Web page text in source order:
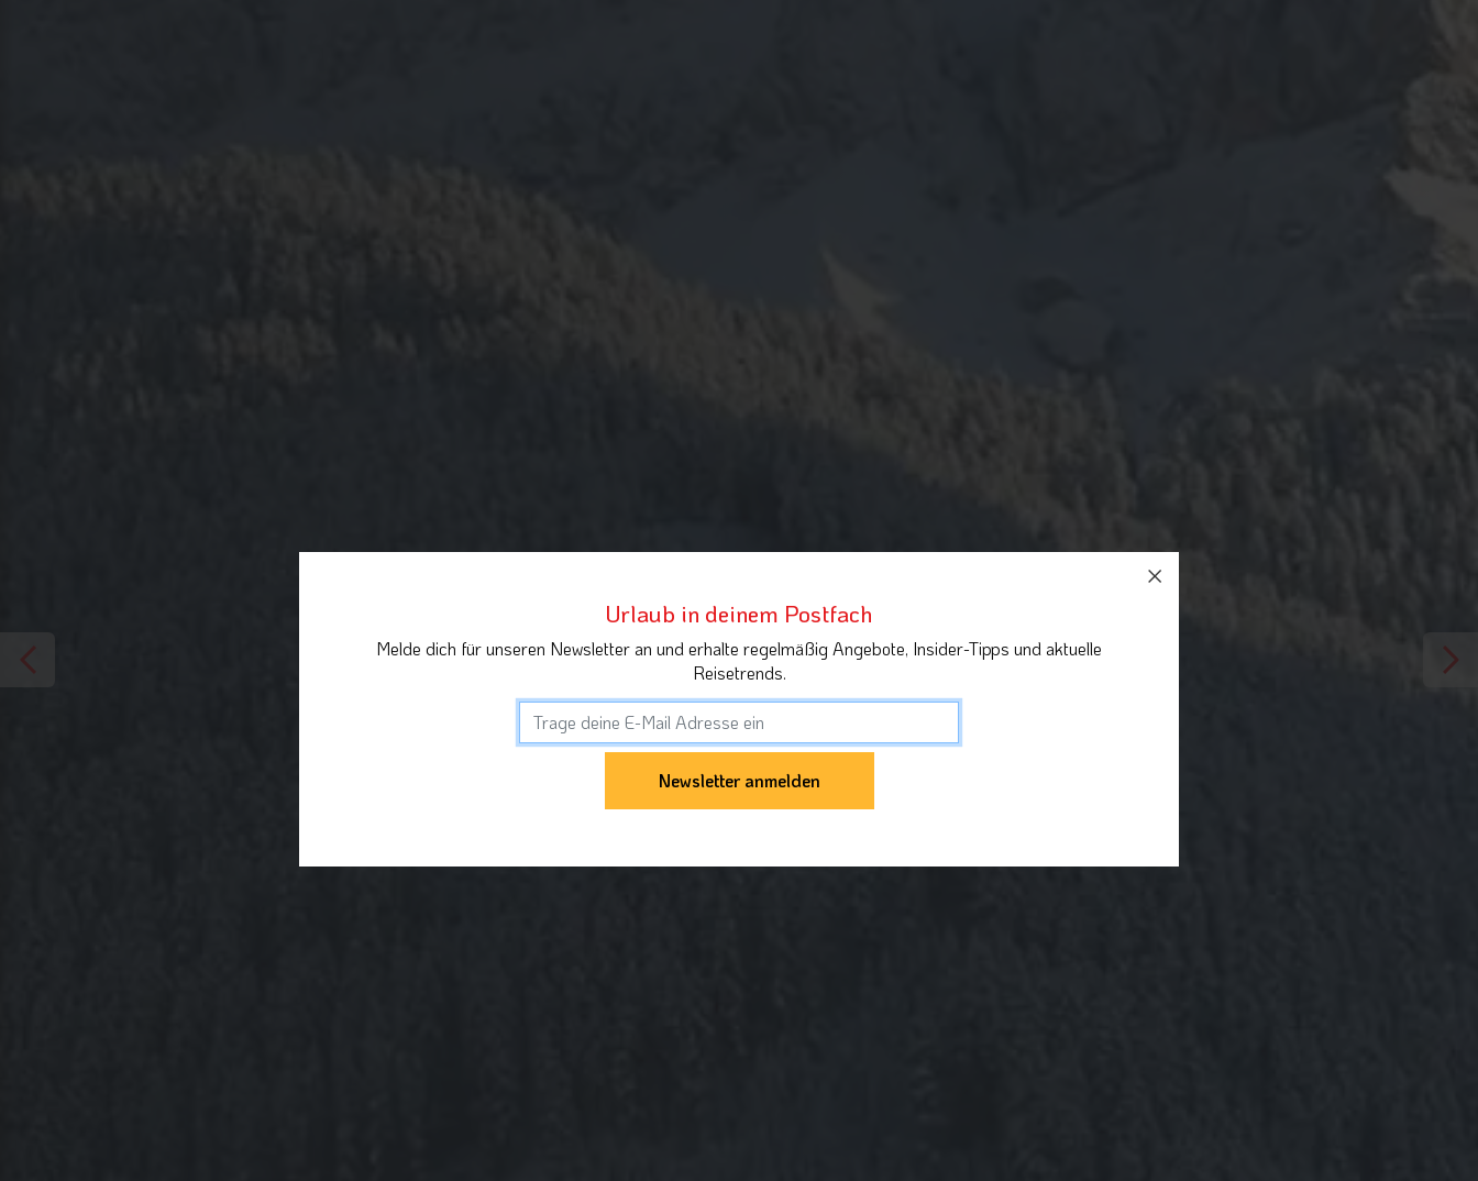
Urlaub in deinem Postfach
Melde dich für unseren Newsletter an und erhalte regelmäßig Angebote, Insider-Tipps und aktuelle
Reisetrends.